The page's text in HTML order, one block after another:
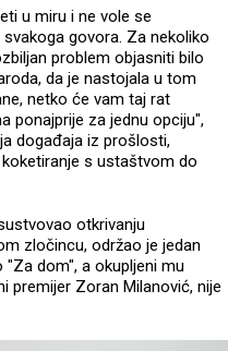
u miru i ne vole se
govora. Za nekoliko
problem objasniti bilo
da je nastojala u tom
netko će vam taj rat
ponajprije za jednu opciju",
događaja iz prošlosti,
koketiranje s ustaštvom do
otkrivanju
zločincu, održao je jedan
dom", a okupljeni mu
premijer Zoran Milanović, nije